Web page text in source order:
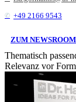
+49 2166 9543
ZUM
Thematisch
Relevanz vor